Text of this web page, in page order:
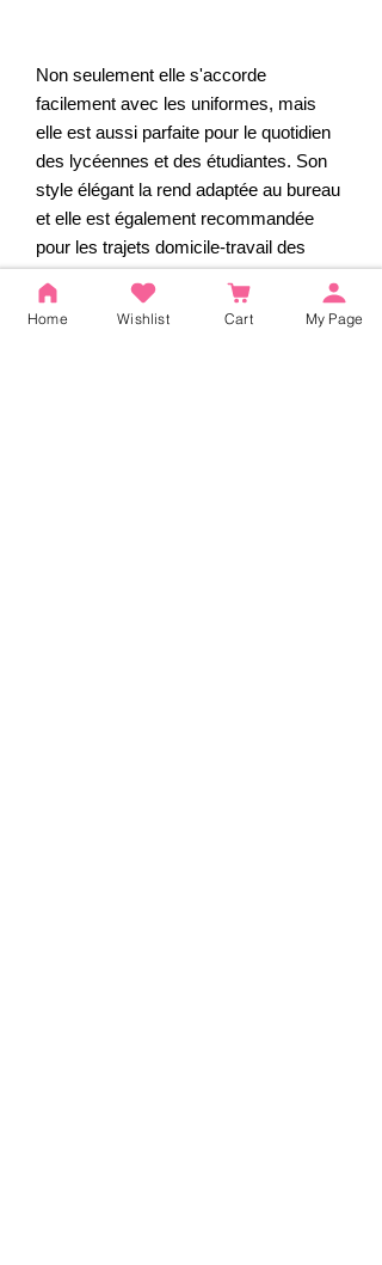
Non seulement elle s'accorde
facilement avec les uniformes, mais
elle est aussi parfaite pour le quotidien
des lycéennes et des étudiantes. Son
style élégant la rend adaptée au bureau
et elle est également recommandée
pour les trajets domicile-travail des
femmes actives.
Home Wishlist Cart My Page